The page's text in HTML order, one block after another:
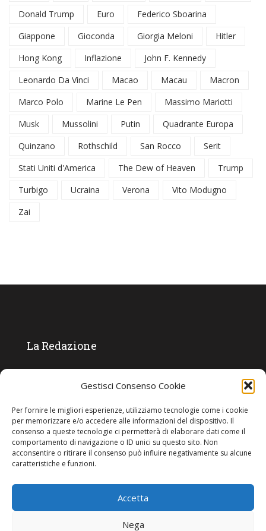
Gestisci Consenso Cookie
Per fornire le migliori esperienze, utilizziamo tecnologie come i cookie
per memorizzare e/o accedere alle informazioni del dispositivo. Il
consenso a queste tecnologie ci permetterà di elaborare dati come il
comportamento di navigazione o ID unici su questo sito. Non
acconsentire o ritirare il consenso può influire negativamente su alcune
caratteristiche e funzioni.
Accetta
Nega
Donald Trump
Euro
Federico Sboarina
Giappone
Gioconda Giorgia Meloni
Hitler
Hong Kong
Inflazione
John F. Kennedy
Leonardo Da Vinci
Macao Macau
Macron
Marco Polo
Marine Le Pen
Massimo Mariotti
Musk
Mussolini Putin
Quadrante Europa
Quinzano
Rothschild San Rocco
Serit
Stati Uniti d'America
The Dew of Heaven
Trump
Turbigo
Ucraina Verona
Vito Modugno
Zai
La Redazione
Vita Politica: Ermete Barbieri
Costume e moda:Ada Simoni
Copyright © 2022 Giornale Cangrande. Tutti i diritti sono riservati.